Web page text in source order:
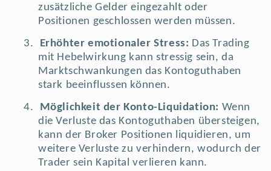
zusätzliche Gelder eingezahlt oder
Positionen geschlossen werden müssen.
3.
Erhöhter emotionaler Stress: Das Trading
mit Hebelwirkung kann stressig sein, da
Marktschwankungen das Kontoguthaben
stark beeinflussen können.
4.
Möglichkeit der Konto-Liquidation: Wenn
die Verluste das Kontoguthaben übersteigen,
kann der Broker Positionen liquidieren, um
weitere Verluste zu verhindern, wodurch der
Trader sein Kapital verlieren kann.